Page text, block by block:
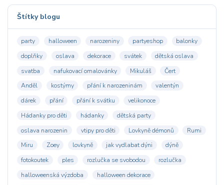
Štítky blogu
party halloween narozeniny partyeshop
balonky
doplňky
oslava dekorace svátek
dětská oslava
svatba
nafukovací omalovánky Mikuláš
Čert
Anděl
kostýmy přání k narozeninám
valentýn
dárek
přání přání k svátku
velikonoce
Hádanky pro děti
hádanky
dětská party
oslava narozenin
vtipy pro děti Lovkyně démonů
Rumi
Miru
Zoey lovkyně jak vydlabat dýni
dýně
fotokoutek
ples rozlučka se svobodou
rozlučka
halloweenská výzdoba
halloween dekorace